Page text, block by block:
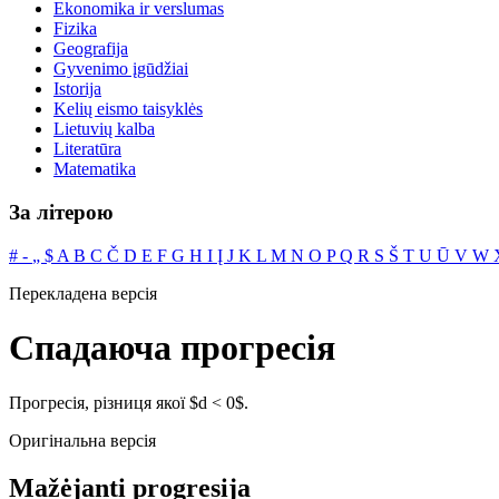
Ekonomika ir verslumas
Fizika
Geografija
Gyvenimo įgūdžiai
Istorija
Kelių eismo taisyklės
Lietuvių kalba
Literatūra
Matematika
За літерою
# ‐ „ $ A B C Č D E F G H I Į J K L M N O PQ R S Š T U Ū V W
Перекладена версія
Спадаюча прогресія
Прогресія, різниця якої $d < 0$.
Оригінальна версія
Mažėjanti progresija